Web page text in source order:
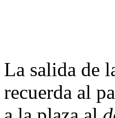
La salida de
recuerda al